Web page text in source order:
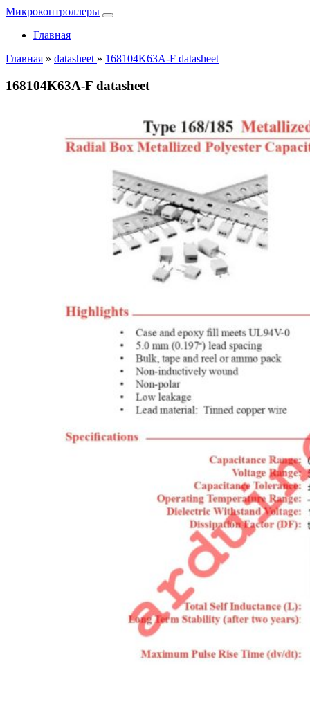
Микроконтроллеры
Главная
Главная » datasheet » 168104K63A-F datasheet
168104K63A-F datasheet